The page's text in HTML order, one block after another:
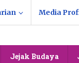
Media
Jejak Budaya